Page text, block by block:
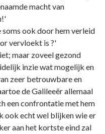
macht van
soms ook door hem verleid
vervloekt is ?'
maar zoveel gezond
inzie wat mogelijk en
zeer betrouwbare en
de Galileeër allemaal
een confrontatie met hem
ook echt wel blijken wie er
aan het kortste eind zal